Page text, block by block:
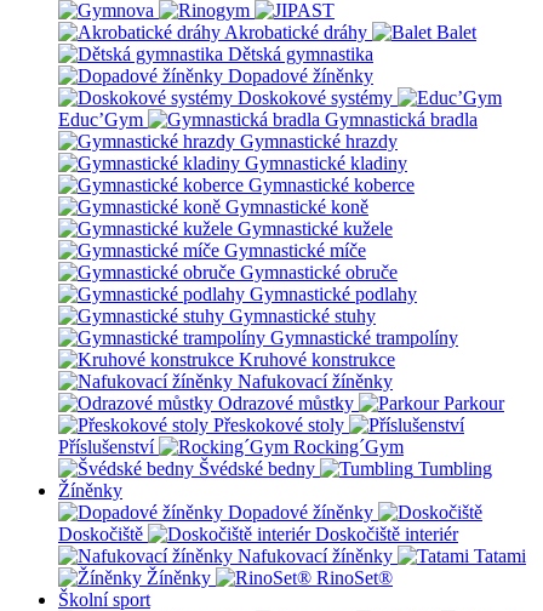
Akrobatické dráhy
Balet
Dětská gymnastika
Dopadové žíněnky
Doskokové systémy
Educ’Gym
Gymnastická bradla
Gymnastické hrazdy
Gymnastické kladiny
Gymnastické koberce
Gymnastické koně
Gymnastické kužele
Gymnastické míče
Gymnastické obruče
Gymnastické podlahy
Gymnastické stuhy
Gymnastické trampolíny
Kruhové konstrukce
Nafukovací žíněnky
Odrazové můstky
Parkour
Přeskokové stoly
Příslušenství
Rocking´Gym
Švédské bedny
Tumbling
Žíněnky
Dopadové žíněnky
Doskočiště
Doskočiště interiér
Nafukovací žíněnky
Tatami
Žíněnky
RinoSet®
Školní sport